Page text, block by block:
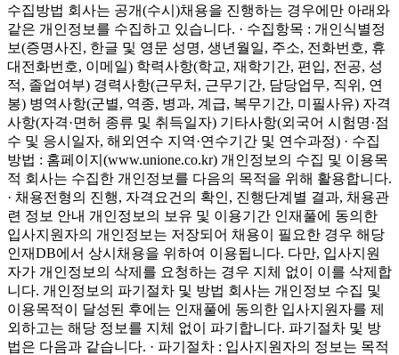
수집방법 회사는 공개(수시)채용을 진행하는 경우에만 아래와
같은 개인정보를 수집하고 있습니다. · 수집항목 : 개인식별정
보(증명사진, 한글 및 영문 성명, 생년월일, 주소, 전화번호, 휴
대전화번호, 이메일) 학력사항(학교, 재학기간, 편입, 전공, 성
적, 졸업여부) 경력사항(근무처, 근무기간, 담당업무, 직위, 연
봉) 병역사항(군별, 역종, 병과, 계급, 복무기간, 미필사유) 자격
사항(자격·면허 종류 및 취득일자) 기타사항(외국어 시험명·점
수 및 응시일자, 해외연수 지역·연수기간 및 연수과정) · 수집
방법 : 홈페이지(www.unione.co.kr) 개인정보의 수집 및 이용목
적 회사는 수집한 개인정보를 다음의 목적을 위해 활용합니다.
· 채용전형의 진행, 자격요건의 확인, 진행단계별 결과, 채용관
련 정보 안내 개인정보의 보유 및 이용기간 인재풀에 동의한
입사지원자의 개인정보는 저장되어 채용이 필요한 경우 해당
인재DB에서 상시채용을 위하여 이용됩니다. 다만, 입사지원
자가 개인정보의 삭제를 요청하는 경우 지체 없이 이를 삭제합
니다. 개인정보의 파기절차 및 방법 회사는 개인정보 수집 및
이용목적이 달성된 후에는 인재풀에 동의한 입사지원자를 제
외하고는 해당 정보를 지체 없이 파기합니다. 파기절차 및 방
법은 다음과 같습니다. · 파기절차 : 입사지원자의 정보는 목적